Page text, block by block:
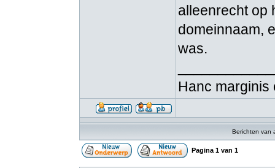
alleenrecht op
domeinnaam,
was.
Hanc marginis
Berichten van
Pagina 1 van 1